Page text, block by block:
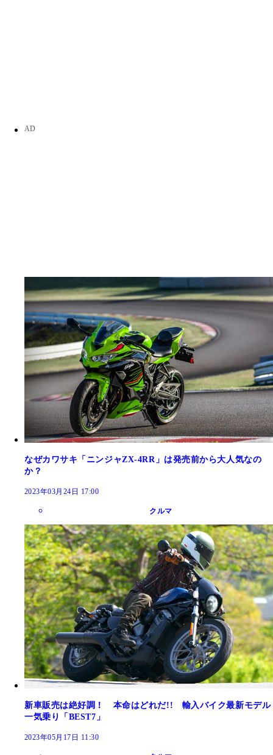
なぜカワサキ「ニンジャZX-4RR」は発売前から大人気なの
か？
2023年03月24日 17:00
クルマ
新車販売は絶好調！ 本命はどれだ!! 輸入バイク最新モデル
一気乗り「BEST7」
2023年05月17日 11:30